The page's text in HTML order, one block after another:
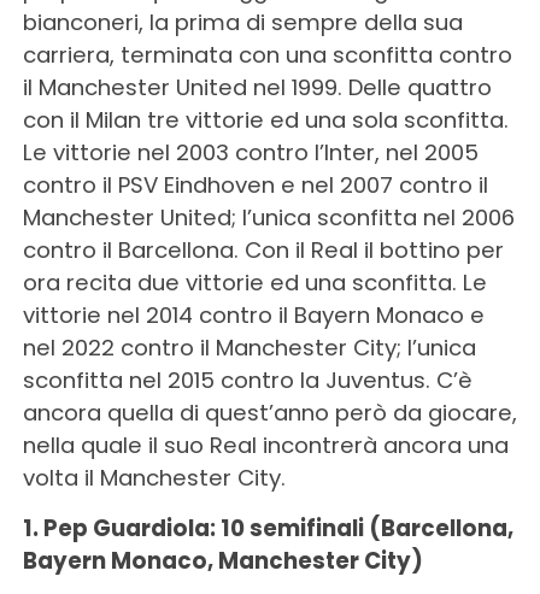
bianconeri, la prima di sempre della sua
carriera, terminata con una sconfitta contro
il Manchester United nel 1999. Delle quattro
con il Milan tre vittorie ed una sola sconfitta.
Le vittorie nel 2003 contro l’Inter, nel 2005
contro il PSV Eindhoven e nel 2007 contro il
Manchester United; l’unica sconfitta nel 2006
contro il Barcellona. Con il Real il bottino per
ora recita due vittorie ed una sconfitta. Le
vittorie nel 2014 contro il Bayern Monaco e
nel 2022 contro il Manchester City; l’unica
sconfitta nel 2015 contro la Juventus. C’è
ancora quella di quest’anno però da giocare,
nella quale il suo Real incontrerà ancora una
volta il Manchester City.
1. Pep Guardiola: 10 semifinali (Barcellona,
Bayern Monaco, Manchester City)